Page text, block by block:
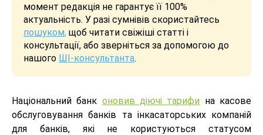
момент редакція не гарантує її 100%
актуальність. У разі сумнівів скористайтесь
пошуком, щоб читати свіжіші статті і
консультації, або зверніться за допомогою до
нашого ШІ-консультанта.
Національний банк оновив діючі тарифи на касове
обслуговування банків та інкасаторських компаній
для банків, які не користуються статусом